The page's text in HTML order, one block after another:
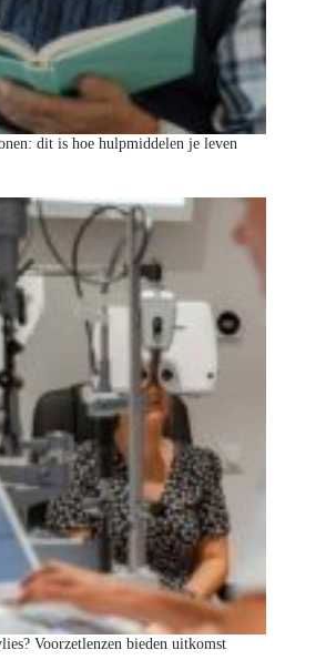
dit is hoe hulpmiddelen je leven
Voorzetlenzen bieden uitkomst